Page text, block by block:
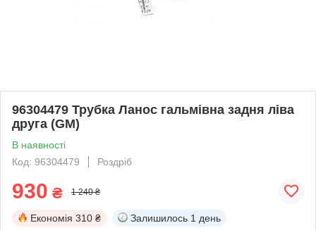
96304479 Трубка Ланос гальмівна задня ліва
друга (GM)
В наявності
Код: 96304479
Роздріб
930 ₴ 1 240 ₴
Економія 310 ₴ Залишилось 1 день